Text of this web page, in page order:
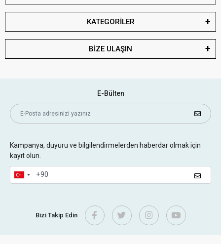
KATEGORİLER
BİZE ULAŞIN
E-Bülten
Kampanya, duyuru ve bilgilendirmelerden haberdar olmak için
kayıt olun.
Bizi Takip Edin